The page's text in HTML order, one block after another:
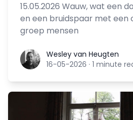
15.05.2026 Wauw, wat een
en een bruidspaar met een
groep mensen
Wesley van Heugten
Wesley van Heugten
16-05-2026 · 1 minute